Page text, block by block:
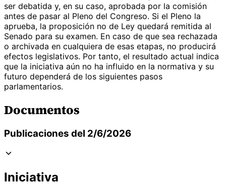
ser debatida y, en su caso, aprobada por la comisión
antes de pasar al Pleno del Congreso. Si el Pleno la
aprueba, la proposición no de Ley quedará remitida al
Senado para su examen. En caso de que sea rechazada
o archivada en cualquiera de esas etapas, no producirá
efectos legislativos. Por tanto, el resultado actual indica
que la iniciativa aún no ha influido en la normativa y su
futuro dependerá de los siguientes pasos
parlamentarios.
Documentos
Publicaciones del 2/6/2026
Iniciativa